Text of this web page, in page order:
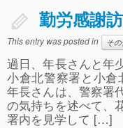
通園について
事故や怪我につい
卒園児進路
お知らせ
給食日記
勤労感謝
This entry was posted in そ
過日、年長さんと年
小倉北警察署と小
年長さんは、警察署
の気持ちを述べて、
署内を見学して […]